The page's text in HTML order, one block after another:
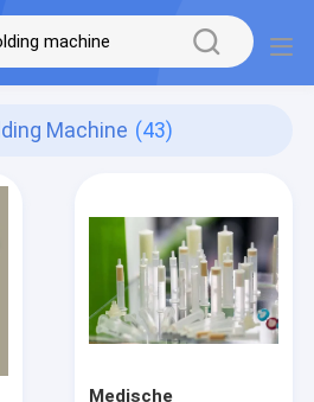
Machine (43)
Medische